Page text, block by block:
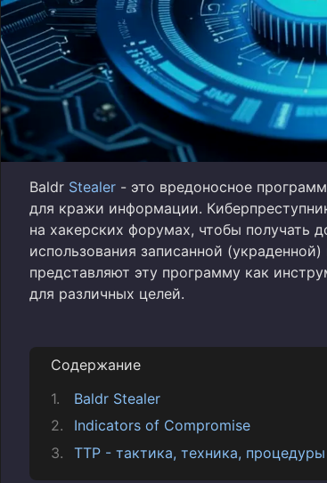
Baldr Stealer - это вредоносное
для кражи информации.
на хакерских форумах, чтобы получать
использования записанной
представляют эту программу как
для различных целей.
Содержание
Baldr Stealer
Indicators of Compromise
TTP - тактика, техника, процедуры